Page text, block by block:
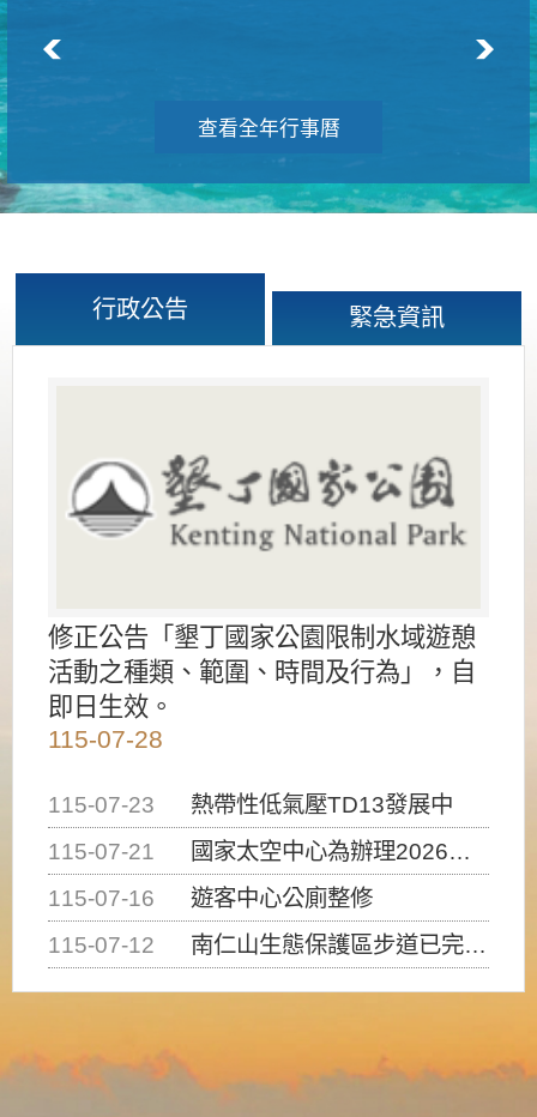
查看全年行事曆
行政公告 緊急資訊
修正公告「墾丁國家公園限制水域遊憩
活動之種類、範圍、時間及行為」，自
即日生效。
115-07-28
115-07-23
熱帶性低氣壓TD13發展中
115-07-21
國家太空中心為辦理2026台灣盃火箭競賽，陸、海、空域警戒及協調相關事宜，因颱風備案事宜
115-07-16
遊客中心公廁整修
115-07-12
南仁山生態保護區步道已完成修復，自115年7月13日（星期一）起恢復開放入園，歡迎民眾依規定申請入園....